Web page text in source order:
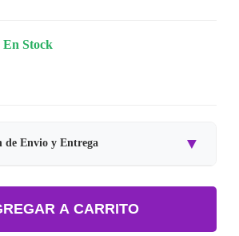
Stock
de Envio y Entrega ▼
Producto Importado.
Estimado de 7 a 15 dias habiles.
A CARRITO